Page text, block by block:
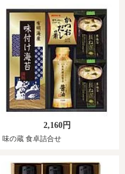
2,160円
味の蔵 食卓詰合せ